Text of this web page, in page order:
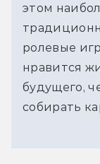
этом
ролевые
нравится
будущего,
собирать